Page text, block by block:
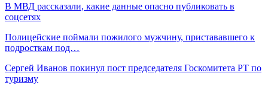
В МВД рассказали, какие данные опасно публиковать в
соцсетях
Полицейские поймали пожилого мужчину, пристававшего к
подросткам под…
Сергей Иванов покинул пост председателя Госкомитета РТ по
туризму